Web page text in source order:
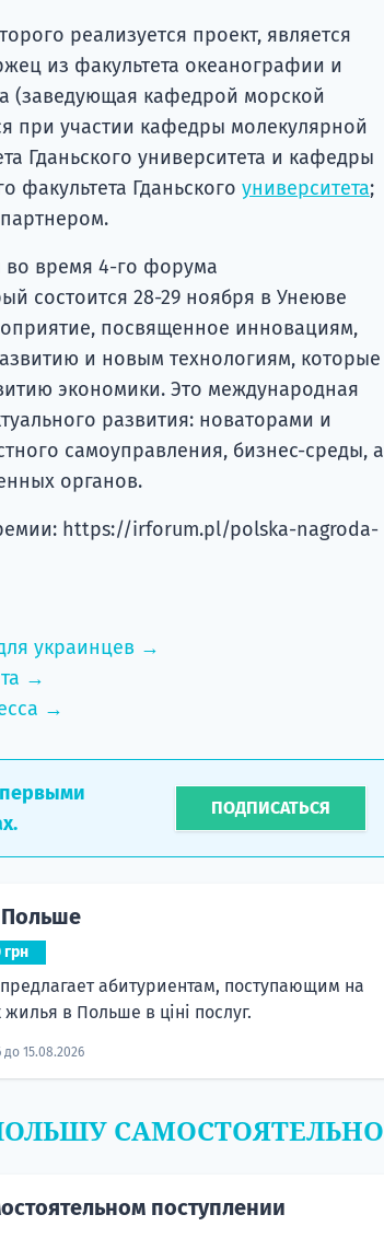
реализуется проект, является
из факультета океанографии и
(заведующая кафедрой морской
при участии кафедры молекулярной
Гданьского университета и кафедры
факультета Гданьского университета;
во время 4-го форума
состоится 28-29 ноября в Унеюве
посвященное инновациям,
и новым технологиям, которые
экономики. Это международная
развития: новаторами и
самоуправления, бизнес-среды, а
органов.
https://irforum.pl/polska-nagroda-
украинцев →
→
→
ПОДПИСАТЬСЯ
грн
абитуриентам, поступающим на
жилья в Польше в ціні послуг.
до 15.08.2026
САМОСТОЯТЕЛЬНО
поступлении